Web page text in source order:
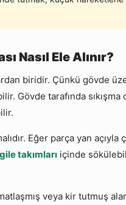
Nasıl Ele Alınır?
biridir. Çünkü gövde
Gövde tarafında
Eğer parça yan
takımları içinde
veya kir